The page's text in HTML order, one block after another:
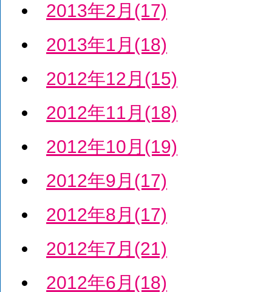
2013年2月(17)
2013年1月(18)
2012年12月(15)
2012年11月(18)
2012年10月(19)
2012年9月(17)
2012年8月(17)
2012年7月(21)
2012年6月(18)